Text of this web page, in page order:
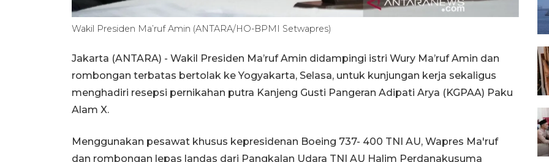
Wakil Presiden Ma’ruf Amin (ANTARA/HO-BPMI Setwapres)
Jakarta (ANTARA) - Wakil Presiden Ma’ruf Amin didampingi istri Wury Ma’ruf Amin dan
rombongan terbatas bertolak ke Yogyakarta, Selasa, untuk kunjungan kerja sekaligus
menghadiri resepsi pernikahan putra Kanjeng Gusti Pangeran Adipati Arya (KGPAA) Paku
Alam X.
Menggunakan pesawat khusus kepresidenan Boeing 737- 400 TNI AU, Wapres Ma'ruf
dan rombongan lepas landas dari Pangkalan Udara TNI AU Halim Perdanakusuma